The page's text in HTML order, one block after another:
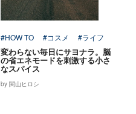
#HOW TO #コスメ #ライフ
変わらない毎日にサヨナラ。脳
の省エネモードを刺激する小さ
なスパイス
by 関山ヒロシ